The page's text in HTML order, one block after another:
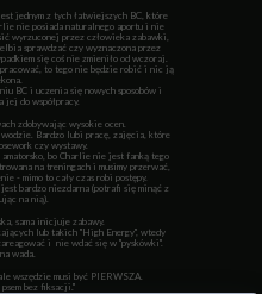
jednym z tych łatwiejszych BC, które
nie posiada naturalnego aportu i nie
wyrzuconej przez człowieka zabawki,
sprawdzać czy wyznaczona przez
się coś nie zmieniło od wczoraj.
to tego nie będzie robić i nic ją
BC i uczenia się nowych sposobów i
jej do współpracy.
zdobywając wysokie ocen.
Bardzo lubi pracę, zajęcia, które
czy wystawy.
bo Charlie nie jest fanką tego
na treningach i musimy przerwać,
- mimo to cały czas robi postępy.
bardzo niezdarna (potrafi się minąć z
na nią).
sama inicjuje zabawy.
lub takich "High Energy", wtedy
i nie wdać się w "pyskówki".
wada.
wszędzie musi być PIERWSZA.
bez fiksacji."